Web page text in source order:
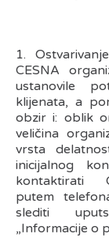
1.
CESNA
ustanovile
klijenata, a
obzir i: oblik
veličina
vrsta
inicijalnog
kontaktirati
putem
slediti
„Informacije o